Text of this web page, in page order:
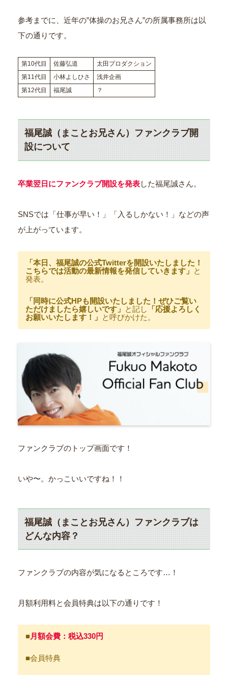
参考までに、近年の”体操のお兄さん”の所属事務所は以
下の通りです。
第10代目 佐藤弘道
太田プロダクション
第11代目
小林よしひさ
浅井企画
第12代目
福尾誠 ？
福尾誠（まことお兄さん）ファンクラブ開
設について
卒業翌日にファンクラブ開設を発表した福尾誠さん。
SNSでは「仕事が早い！」「入るしかない！」などの声
が上がっています。
「本日、福尾誠の公式Twitterを開設いたしました！
こちらでは活動の最新情報を発信していきます」 と
発表。
「同時に公式HPも開設いたしました！ぜひご覧い
ただけましたら嬉しいです」 と記し
「応援よろしく
お願いいたします！」 と呼びかけた。
ファンクラブのトップ画面です！
いや〜。かっこいいですね！！
福尾誠（まことお兄さん）ファンクラブは
どんな内容？
ファンクラブの内容が気になるところです…！
月額利用料と会員特典は以下の通りです！
■月額会費：税込330円
■会員特典